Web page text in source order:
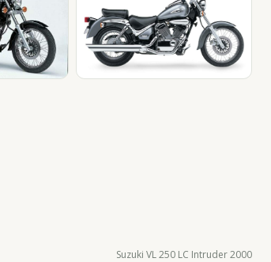
Suzuki VL 250 LC Intruder 2000